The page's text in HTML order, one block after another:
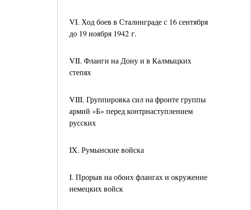
VI. Ход боев в Сталинграде с 16 сентября
до 19 ноября 1942 г.
VII. Фланги на Дону и в Калмыцких
степях
VIII. Группировка сил на фронте группы
армий «Б» перед контрнаступлением
русских
IX. Румынские войска
I. Прорыв на обоих флангах и окружение
немецких войск